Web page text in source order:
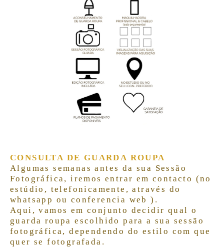
CONSULTA DE GUARDA ROUPA
Algumas semanas antes da sua Sessão
Fotográfica,iremos entrar em contacto (no
estúdio, telefonicamente, através do
whatsapp ou conferencia web ).
Aqui, vamos em conjunto decidir qual o
guarda roupa escolhido para a sua sessão
fotográfica,dependendo do estilo com que
quer se fotografada.